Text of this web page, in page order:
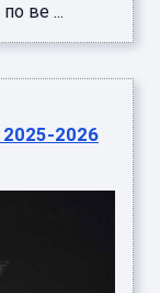
ве ...
2026